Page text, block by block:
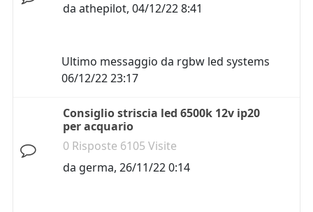
da athepilot, 04/12/22 8:41
Ultimo messaggio da rgbw led systems
06/12/22 23:17
Consiglio striscia led 6500k 12v ip20
per acquario
0 Risposte 6105 Visite
da germa, 26/11/22 0:14